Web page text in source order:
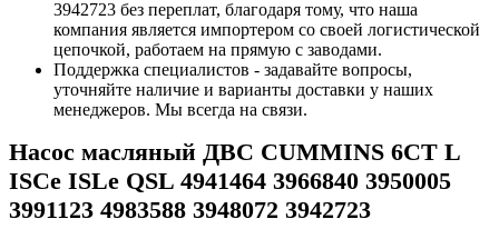
3942723 без переплат, благодаря тому, что наша
компания является импортером со своей логистической
цепочкой, работаем на прямую с заводами.
Поддержка специалистов - задавайте вопросы,
уточняйте наличие и варианты доставки у наших
менеджеров. Мы всегда на связи.
Насос масляный ДВС CUMMINS 6CT L
ISCe ISLe QSL 4941464 3966840 3950005
3991123 4983588 3948072 3942723